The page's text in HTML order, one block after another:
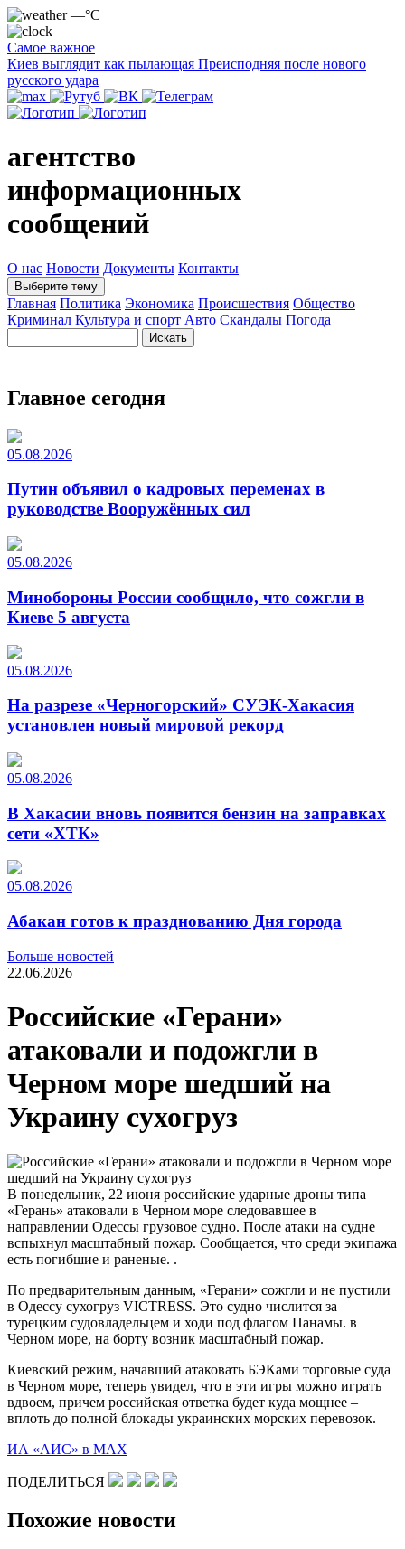
—°C
Самое важное
Киев выглядит как пылающая Преисподняя после нового
русского удара
агентство
информационных
сообщений
О нас Новости Документы Контакты
Выберите тему
Главная Политика Экономика Происшествия Общество
Криминал Культура и спорт Авто Скандалы Погода
Главное сегодня
05.08.2026
Путин объявил о кадровых переменах в
руководстве Вооружённых сил
05.08.2026
Минобороны России сообщило, что сожгли в
Киеве 5 августа
05.08.2026
На разрезе «Черногорский» СУЭК-Хакасия
установлен новый мировой рекорд
05.08.2026
В Хакасии вновь появится бензин на заправках
сети «ХТК»
05.08.2026
Абакан готов к празднованию Дня города
Больше новостей
22.06.2026
Российские «Герани»
атаковали и подожгли в
Черном море шедший на
Украину сухогруз
В понедельник, 22 июня российские ударные дроны типа
«Герань» атаковали в Черном море следовавшее в
направлении Одессы грузовое судно. После атаки на судне
вспыхнул масштабный пожар. Сообщается, что среди экипажа
есть погибшие и раненые. .
По предварительным данным, «Герани» сожгли и не пустили
в Одессу сухогруз VICTRESS. Это судно числится за
турецким судовладельцем и ходи под флагом Панамы. в
Черном море, на борту возник масштабный пожар.
Киевский режим, начавший атаковать БЭКами торговые суда
в Черном море, теперь увидел, что в эти игры можно играть
вдвоем, причем российская ответка будет куда мощнее –
вплоть до полной блокады украинских морских перевозок.
ИА «АИС» в МАХ
ПОДЕЛИТЬСЯ
Похожие новости